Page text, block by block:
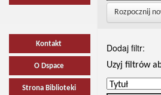
Kontakt
O Dspace
Strona Biblioteki
Rozpocznij
Dodaj filtr:
Uzyj filtrów